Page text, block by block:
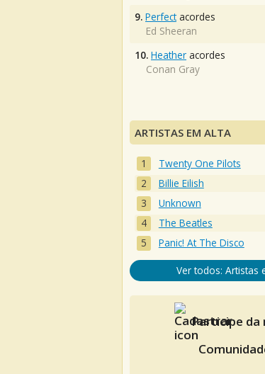
9. Perfectacordes
Ed Sheeran
10. Heather acordes
Conan Gray
ARTISTAS EM ALTA
Twenty One Pilots
Billie Eilish
Unknown
The Beatles
Panic! At The Disco
Ver todos: Artistas
Participe da